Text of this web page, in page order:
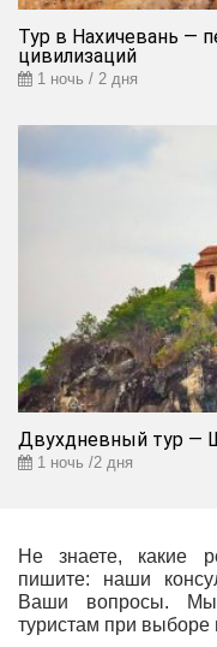
Тур в Нахичевань —
цивилизаций
1 ночь / 2 дня
Двухдневный тур —
1 ночь /2 дня
Не знаете, какие
пишите: наши
Ваши вопросы.
туристам при выборе